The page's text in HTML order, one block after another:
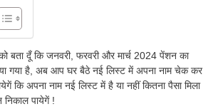
बता दूँ कि जनवरी, फरवरी और मार्च 2024 पेंशन का
गया है, अब आप घर बैठे नई लिस्ट में अपना नाम चेक कर
कि अपना नाम नई लिस्ट में है या नहीं कितना पैसा मिला
निकाल पायेगें !